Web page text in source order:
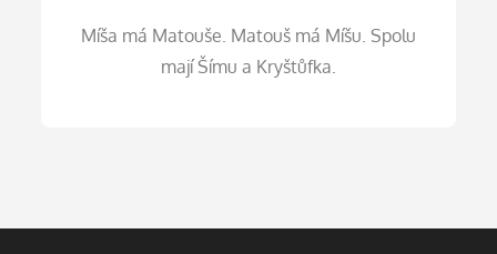
Míša má Matouše. Matouš má Míšu. Spolu
mají Šímu a Kryštůfka.